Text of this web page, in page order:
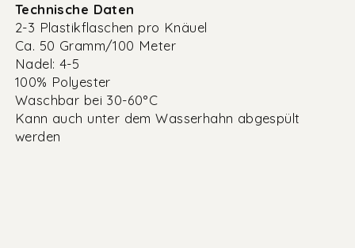
Technische Daten
2-3 Plastikflaschen pro Knäuel
Ca. 50 Gramm/100 Meter
Nadel: 4-5
100% Polyester
Waschbar bei 30-60°C
Kann auch unter dem Wasserhahn abgespült
werden